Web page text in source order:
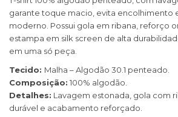
garante toque macio, evita encolhimento
moderno. Possui gola em ribana, reforço
estampa em silk screen de alta
em uma só peça.
Tecido: Malha – Algodão 30.1 penteado.
Composição: 100% algodão.
Detalhes: Lavagem estonada, gola com
durável e acabamento reforçado.